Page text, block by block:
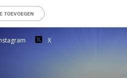
TOEVOEGEN
X